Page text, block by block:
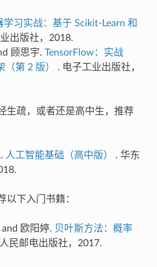
学习实战：基于 Scikit-Learn 和
出版社，2018.
顾思宇. TensorFlow：实战
第 2 版）
. 电子工业出版社，
生疏，或者还是高中生，推荐
人工智能基础（高中版）
. 华东
以下入门书籍：
欧阳婷. 贝叶斯方法：概率
民邮电出版社，2017.